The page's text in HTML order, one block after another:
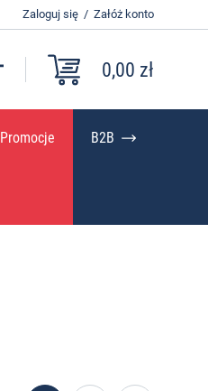
Zaloguj się / Załóż konto
0,00 zł
Promocje B2B